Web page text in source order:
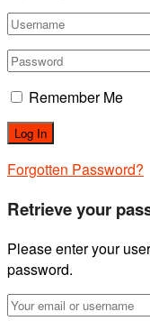
Remember Me
Forgotten Password?
Retrieve your
Please enter your
password.